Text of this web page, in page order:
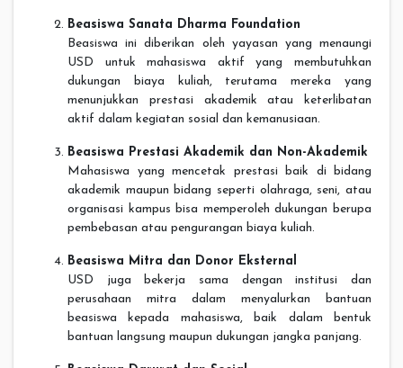
Beasiswa Sanata Dharma Foundation
Beasiswa ini diberikan oleh yayasan yang menaungi
USD untuk mahasiswa aktif yang membutuhkan
dukungan biaya kuliah, terutama mereka yang
menunjukkan prestasi akademik atau keterlibatan
aktif dalam kegiatan sosial dan kemanusiaan.
Beasiswa Prestasi Akademik dan Non-Akademik
Mahasiswa yang mencetak prestasi baik di bidang
akademik maupun bidang seperti olahraga, seni, atau
organisasi kampus bisa memperoleh dukungan berupa
pembebasan atau pengurangan biaya kuliah.
Beasiswa Mitra dan Donor Eksternal
USD juga bekerja sama dengan institusi dan
perusahaan mitra dalam menyalurkan bantuan
beasiswa kepada mahasiswa, baik dalam bentuk
bantuan langsung maupun dukungan jangka panjang.